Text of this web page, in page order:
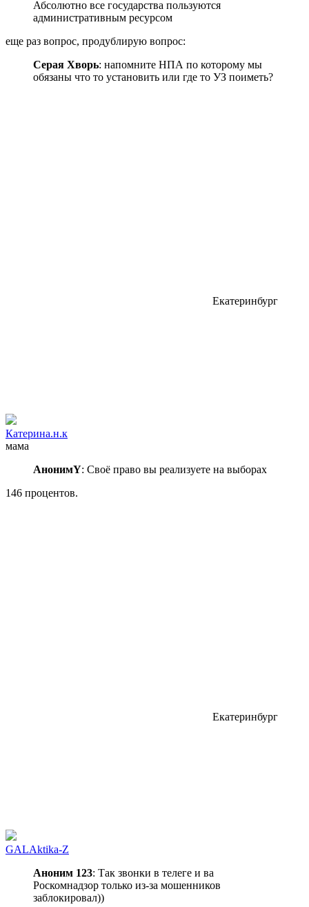
Абсолютно все государства пользуются
административным ресурсом
еще раз вопрос, продублирую вопрос:
Серая Хворь: напомните НПА по которому мы
обязаны что то установить или где то УЗ поиметь?
Екатеринбург
Катерина.н.к
мама
АнонимY: Своё право вы реализуете на выборах
146 процентов.
Екатеринбург
GALAktika-Z
Аноним 123: Так звонки в телеге и ва
Роскомнадзор только из-за мошенников
заблокировал))